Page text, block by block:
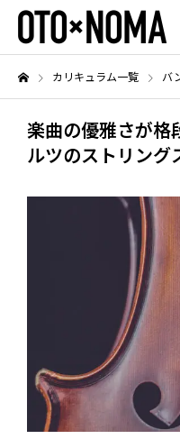
カリキュラム一覧 バ
楽曲の優雅さが格
ルツのストリング